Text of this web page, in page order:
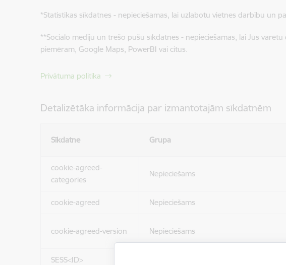
*Statistikas sīkdatnes - nepieciešamas, lai uzlabotu vietnes darbību un
**Sociālo mediju un trešo pušu sīkdatnes - nepieciešamas, lai Jūs
piemēram, Google Maps, PowerBI vai citus.
Privātuma politika
Detalizētāka informācija par izmantotajām sīkdatnēm
Sīkdatne Grupa
cookie-agreed-
categories
Nepieciešams
cookie-agreed Nepieciešams
cookie-agreed-version Nepieciešams
SESS<ID>